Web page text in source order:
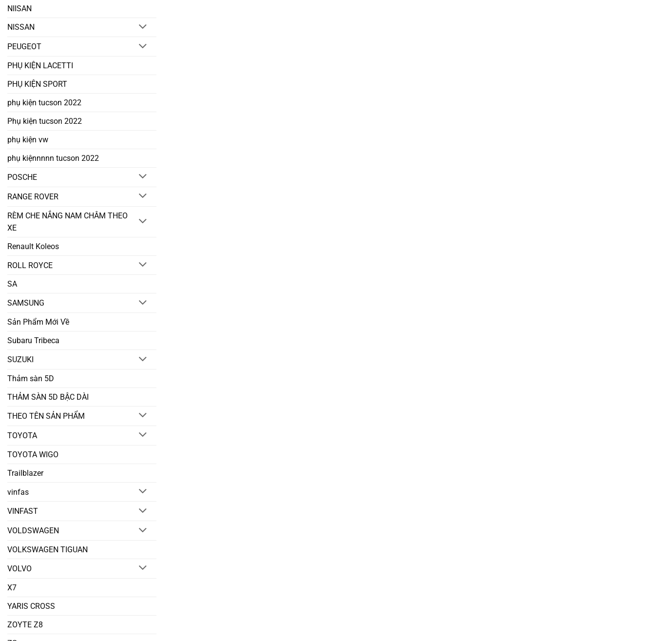
NIISAN
NISSAN
PEUGEOT
PHỤ KIỆN LACETTI
PHỤ KIỆN SPORT
phụ kiện tucson 2022
Phụ kiện tucson 2022
phụ kiện vw
phụ kiệnnnnn tucson 2022
POSCHE
RANGE ROVER
RÈM CHE NẮNG NAM CHÂM THEO
XE
Renault Koleos
ROLL ROYCE
SA
SAMSUNG
Sản Phẩm Mới Về
Subaru Tribeca
SUZUKI
Thảm sàn 5D
THẢM SÀN 5D BẬC DÀI
THEO TÊN SẢN PHẨM
TOYOTA
TOYOTA WIGO
Trailblazer
vinfas
VINFAST
VOLDSWAGEN
VOLKSWAGEN TIGUAN
VOLVO
X7
YARIS CROSS
ZOYTE Z8